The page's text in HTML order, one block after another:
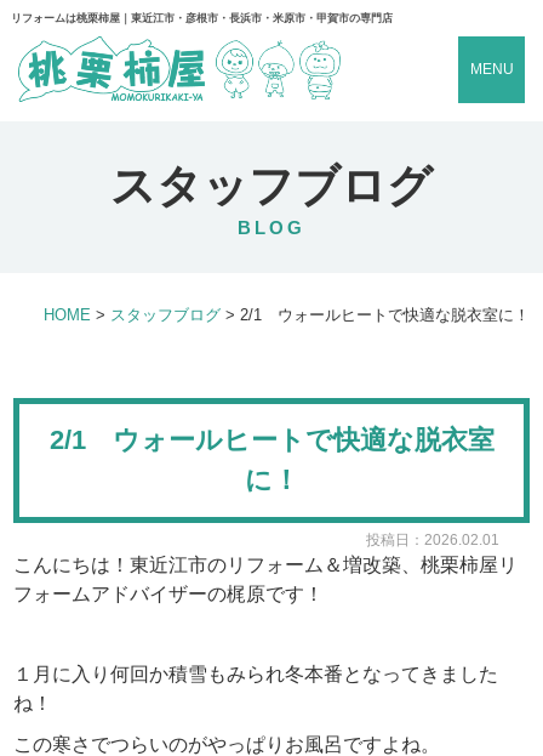
リフォームは桃栗柿屋｜東近江市・彦根市・長浜市・米原市・甲賀市の専門店
MENU
スタッフブログ
BLOG
HOME > スタッフブログ> 2/1 ウォールヒートで快適な脱衣室に！
2/1 ウォールヒートで快適な脱衣室
に！
投稿日：2026.02.01
こんにちは！東近江市のリフォーム＆増改築、桃栗柿屋リ
フォームアドバイザーの梶原です！
１月に入り何回か積雪もみられ冬本番となってきました
ね！
この寒さでつらいのがやっぱりお風呂ですよね。